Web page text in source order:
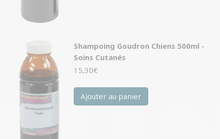
Shampoing Goudron Chiens 500ml -
Soins Cutanés
15,30€
Ajouter au panier